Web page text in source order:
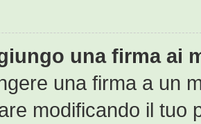
una firma ai
una firma a un
modificando il tuo